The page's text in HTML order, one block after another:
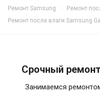
Ремонт Samsung
Ремонт
Ремонт после влаги Samsung
Срочный
Занимаемся